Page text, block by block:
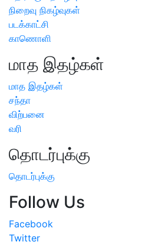
நிறைவு நிகழ்வுகள்
படக்காட்சி
காணொளி
மாத இதழ்கள்
மாத இதழ்கள்
சந்தா
விற்பனை
வரி
தொடர்புக்கு
தொடர்புக்கு
Follow Us
Facebook
Twitter